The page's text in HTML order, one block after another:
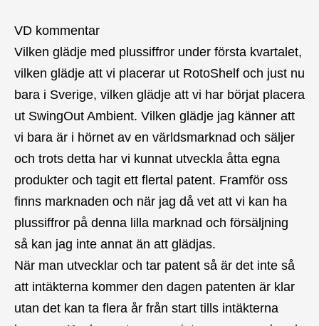
VD kommentar
Vilken glädje med plussiffror under första kvartalet,
vilken glädje att vi placerar ut RotoShelf och just nu
bara i Sverige, vilken glädje att vi har börjat placera
ut SwingOut Ambient. Vilken glädje jag känner att
vi bara är i hörnet av en världsmarknad och säljer
och trots detta har vi kunnat utveckla åtta egna
produkter och tagit ett flertal patent. Framför oss
finns marknaden och när jag då vet att vi kan ha
plussiffror på denna lilla marknad och försäljning
så kan jag inte annat än att glädjas.
När man utvecklar och tar patent så är det inte så
att intäkterna kommer den dagen patenten är klar
utan det kan ta flera år från start tills intäkterna